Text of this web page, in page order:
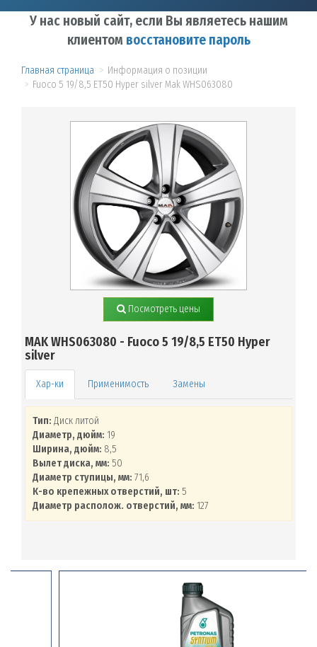
У нас новый сайт, если Вы являетесь нашим
клиентом восстановите пароль
Главная страница
Информация о позиции
Fuoco 5 19/8,5 ET50 Hyper silver Mak WHS063080
Посмотреть цены
MAK WHS063080 - Fuoco 5 19/8,5 ET50 Hyper
silver
Применимость Замены
Тип: Диск литой
Диаметр, дюйм: 19
Ширина, дюйм: 8,5
Вылет диска, мм: 50
Диаметр ступицы, мм: 71,6
К-во крепежных отверстий, шт: 5
Диаметр располож. отверстий, мм: 127